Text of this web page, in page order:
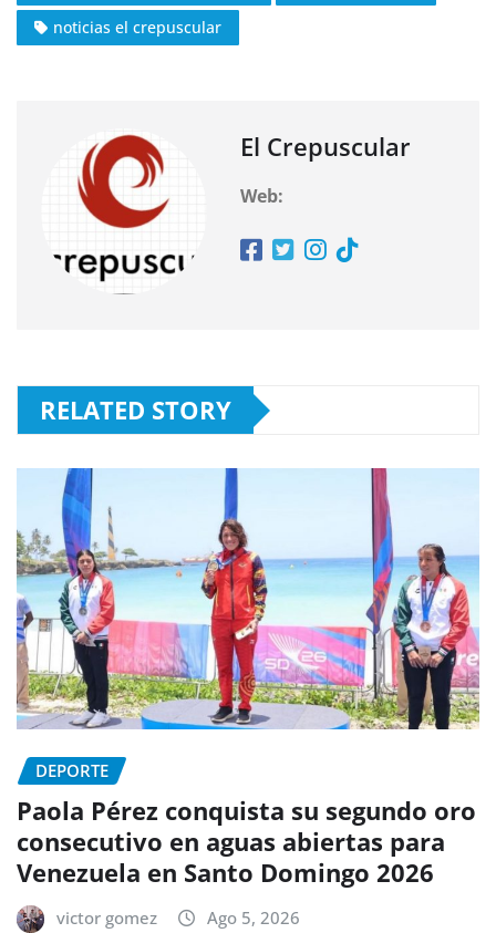
noticias el crepuscular
El Crepuscular
Web:
RELATED STORY
DEPORTE
Paola Pérez conquista su segundo oro
consecutivo en aguas abiertas para
Venezuela en Santo Domingo 2026
victor gomez Ago 5, 2026